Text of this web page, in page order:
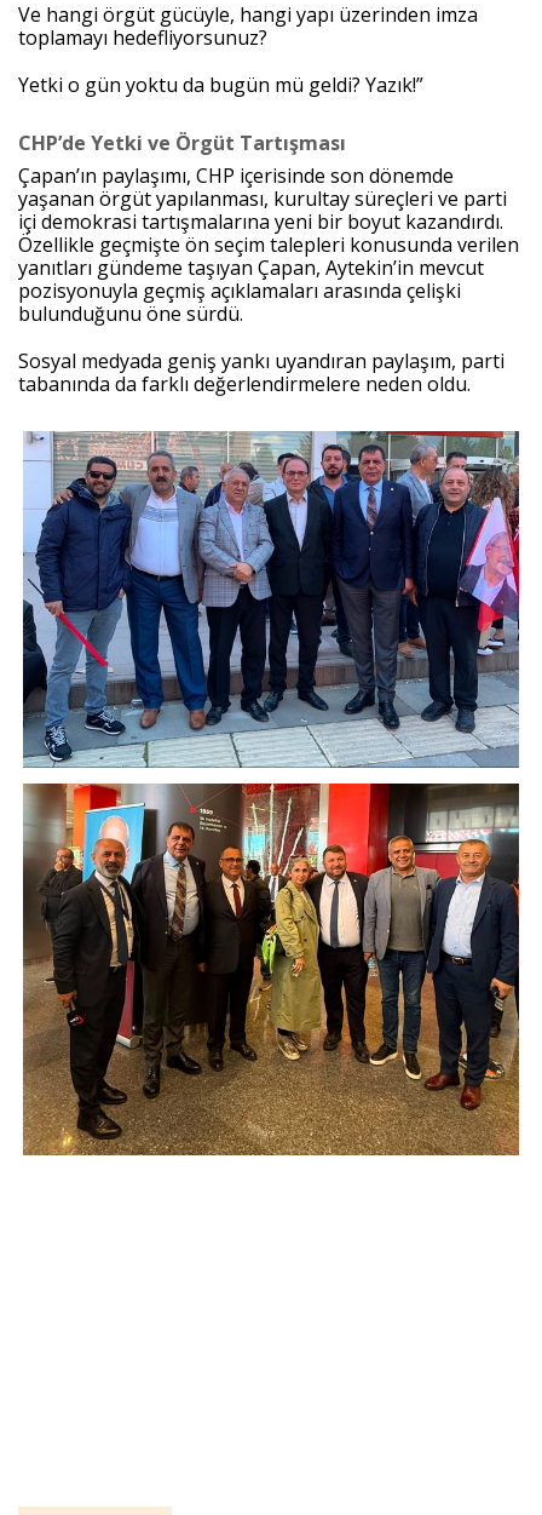
Ve hangi örgüt gücüyle, hangi yapı üzerinden imza
toplamayı hedefliyorsunuz?
Yetki o gün yoktu da bugün mü geldi? Yazık!”
CHP’de Yetki ve Örgüt Tartışması
Çapan’ın paylaşımı, CHP içerisinde son dönemde
yaşanan örgüt yapılanması, kurultay süreçleri ve parti
içi demokrasi tartışmalarına yeni bir boyut kazandırdı.
Özellikle geçmişte ön seçim talepleri konusunda verilen
yanıtları gündeme taşıyan Çapan, Aytekin’in mevcut
pozisyonuyla geçmiş açıklamaları arasında çelişki
bulunduğunu öne sürdü.
Sosyal medyada geniş yankı uyandıran paylaşım, parti
tabanında da farklı değerlendirmelere neden oldu.